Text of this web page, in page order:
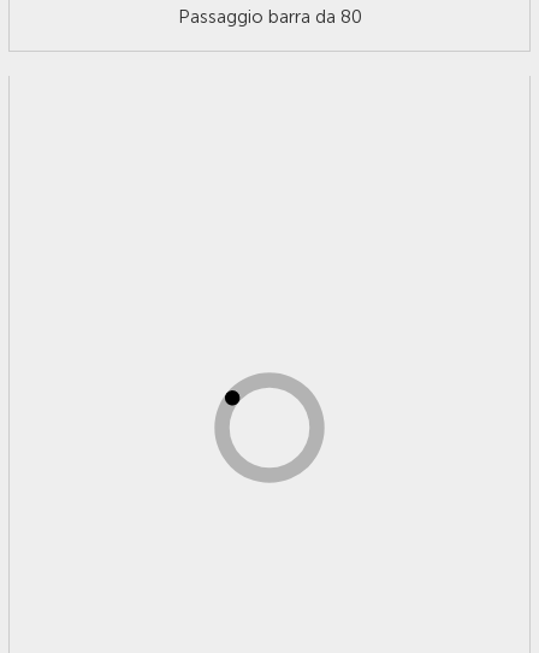
Passaggio barra da 80